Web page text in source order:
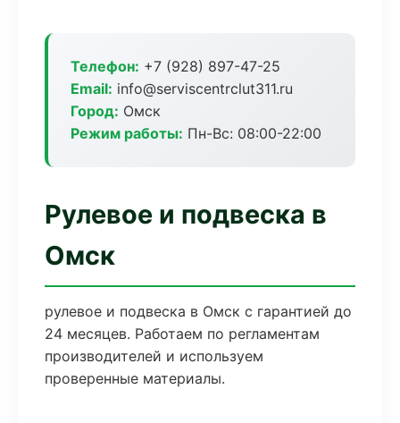
Телефон: +7 (928) 897-47-25
Email: info@serviscentrclut311.ru
Город: Омск
Режим работы: Пн-Вс: 08:00-22:00
Рулевое и подвеска в
Омск
рулевое и подвеска в Омск с гарантией до
24 месяцев. Работаем по регламентам
производителей и используем
проверенные материалы.